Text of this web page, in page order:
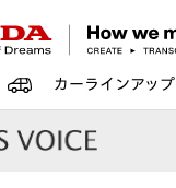
カーラインアップ